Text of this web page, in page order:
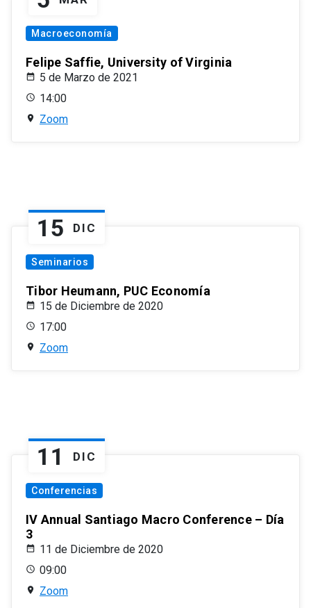
Macroeconomía
Felipe Saffie, University of Virginia
5 de Marzo de 2021
14:00
Zoom
15 DIC
Seminarios
Tibor Heumann, PUC Economía
15 de Diciembre de 2020
17:00
Zoom
11 DIC
Conferencias
IV Annual Santiago Macro Conference – Día
3
11 de Diciembre de 2020
09:00
Zoom